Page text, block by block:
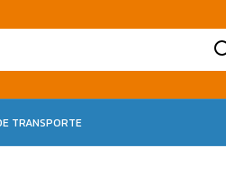
TRANSPORTE